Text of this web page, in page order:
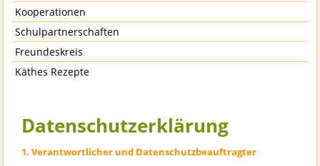
Kooperationen
Schulpartnerschaften
Freundeskreis
Käthes Rezepte
Datenschutzerklärung
1. Verantwortlicher und Datenschutzbeauftragter